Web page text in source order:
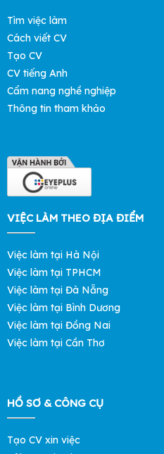
Tìm việc làm
Cách viết CV
Tạo CV
CV tiếng Anh
Cẩm nang nghề nghiệp
Thông tin tham khảo
VIỆC LÀM THEO ĐỊA ĐIỂM
Việc làm tại Hà Nội
Việc làm tại TPHCM
Việc làm tại Đà Nẵng
Việc làm tại Bình Dương
Việc làm tại Đồng Nai
Việc làm tại Cần Thơ
HỒ SƠ & CÔNG CỤ
Tạo CV xin việc